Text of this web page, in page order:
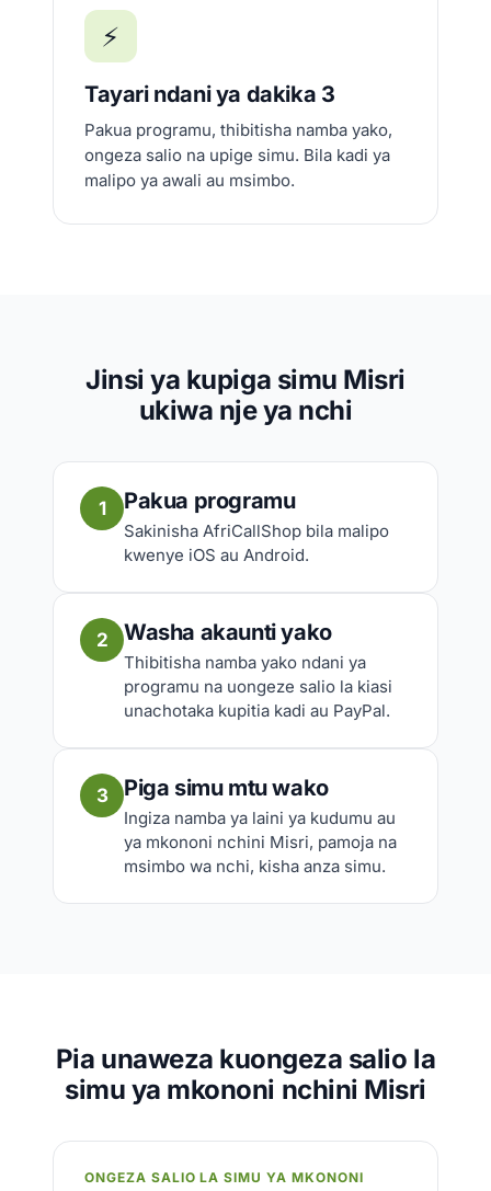
⚡
Tayari ndani ya dakika 3
Pakua programu, thibitisha namba yako,
ongeza salio na upige simu. Bila kadi ya
malipo ya awali au msimbo.
Jinsi ya kupiga simu Misri
ukiwa nje ya nchi
1 Pakua programu
Sakinisha AfriCallShop bila malipo
kwenye iOS au Android.
2 Washa akaunti yako
Thibitisha namba yako ndani ya
programu na uongeze salio la kiasi
unachotaka kupitia kadi au PayPal.
3 Piga simu mtu wako
Ingiza namba ya laini ya kudumu au
ya mkononi nchini Misri, pamoja na
msimbo wa nchi, kisha anza simu.
Pia unaweza kuongeza salio la
simu ya mkononi nchini Misri
ONGEZA SALIO LA SIMU YA MKONONI